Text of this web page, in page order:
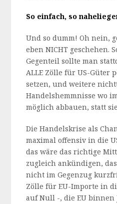
So einfach, so
Und so dumm! Oh nein,
eben NICHT geschehen.
Gegenteil sollte man
ALLE Zölle für US-Güter
setzen, und weitere
Handelshemmnisse wo
möglich abbauen, statt
Die Handelskrise als
maximal offensiv in die
das wäre das richtige
zugleich ankündigen,
nicht im Gegenzug
Zölle für EU-Importe in
auf Null -, die EU binnen